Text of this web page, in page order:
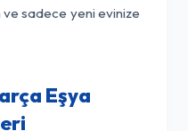
ve sadece yeni evinize
Eşya